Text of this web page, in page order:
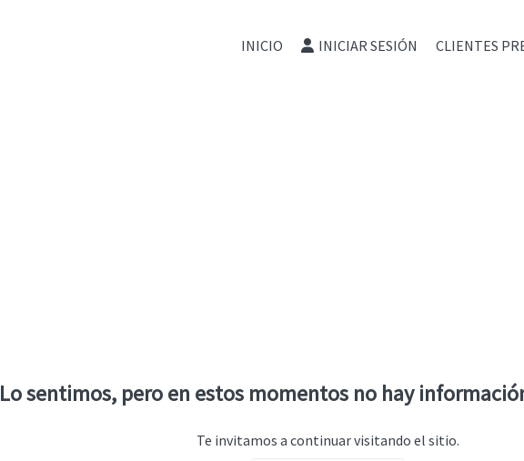
INICIO INICIAR SESIÓN CLIENTES
Lo sentimos, pero en estos momentos no hay
Te invitamos a continuar visitando el sitio.